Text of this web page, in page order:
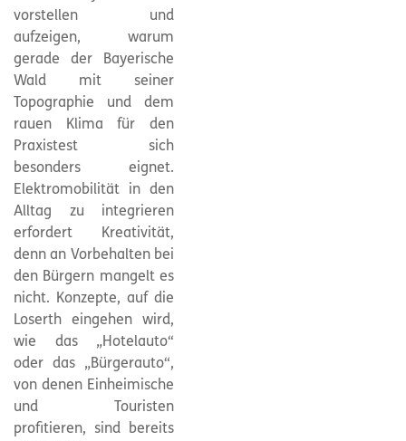
vorstellen und
aufzeigen, warum
gerade der Bayerische
Wald mit seiner
Topographie und dem
rauen Klima für den
Praxistest sich
besonders eignet.
Elektromobilität in den
Alltag zu integrieren
erfordert Kreativität,
denn an Vorbehalten bei
den Bürgern mangelt es
nicht. Konzepte, auf die
Loserth eingehen wird,
wie das „Hotelauto“
oder das „Bürgerauto“,
von denen Einheimische
und Touristen
profitieren, sind bereits